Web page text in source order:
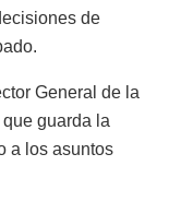
de
General de la
guarda la
a los asuntos